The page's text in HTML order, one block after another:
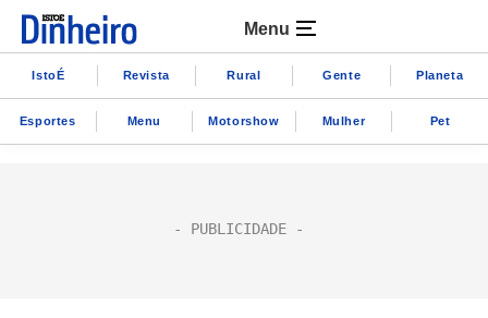
Menu
IstoÉ Revista Rural Gente Planeta
Esportes Menu Motorshow Mulher Pet